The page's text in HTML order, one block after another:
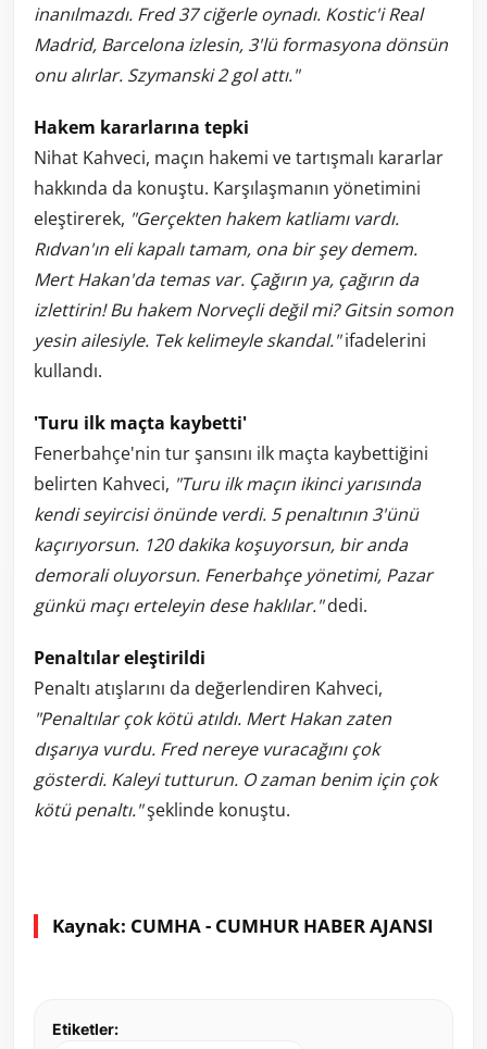
inanılmazdı. Fred 37 ciğerle oynadı. Kostic'i Real
Madrid, Barcelona izlesin, 3'lü formasyona dönsün
onu alırlar. Szymanski 2 gol attı."
Hakem kararlarına tepki
Nihat Kahveci, maçın hakemi ve tartışmalı kararlar
hakkında da konuştu. Karşılaşmanın yönetimini
eleştirerek, "Gerçekten hakem katliamı vardı.
Rıdvan'ın eli kapalı tamam, ona bir şey demem.
Mert Hakan'da temas var. Çağırın ya, çağırın da
izlettirin! Bu hakem Norveçli değil mi? Gitsin somon
yesin ailesiyle. Tek kelimeyle skandal."ifadelerini
kullandı.
'Turu ilk maçta kaybetti'
Fenerbahçe'nin tur şansını ilk maçta kaybettiğini
belirten Kahveci, "Turu ilk maçın ikinci yarısında
kendi seyircisi önünde verdi. 5 penaltının 3'ünü
kaçırıyorsun. 120 dakika koşuyorsun, bir anda
demorali oluyorsun. Fenerbahçe yönetimi, Pazar
günkü maçı erteleyin dese haklılar."dedi.
Penaltılar eleştirildi
Penaltı atışlarını da değerlendiren Kahveci,
"Penaltılar çok kötü atıldı. Mert Hakan zaten
dışarıya vurdu. Fred nereye vuracağını çok
gösterdi. Kaleyi tutturun. O zaman benim için çok
kötü penaltı."şeklinde konuştu.
Kaynak: CUMHA - CUMHUR HABER AJANSI
Etiketler: